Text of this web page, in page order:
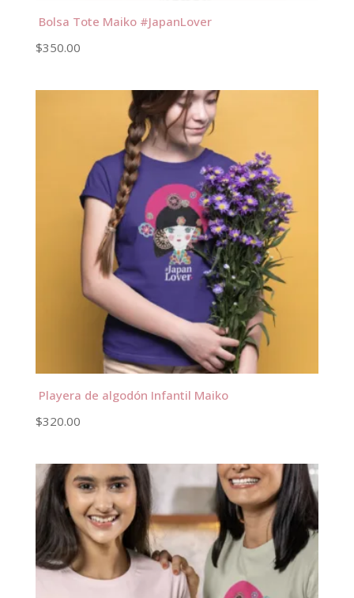
Bolsa Tote Maiko #JapanLover
$350.00
Playera de algodón Infantil Maiko
$320.00